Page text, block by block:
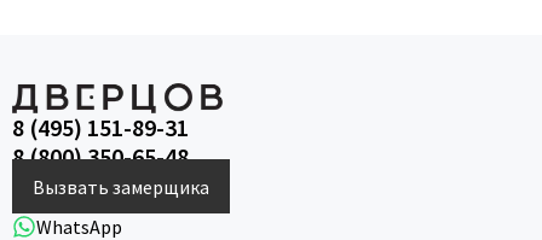
8 (495) 151-89-31
8 (800) 350-65-48
Вызвать замерщика
WhatsApp